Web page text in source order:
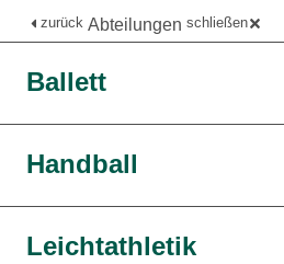
zurück Abteilungen schließen
Ballett
Handball
Leichtathletik